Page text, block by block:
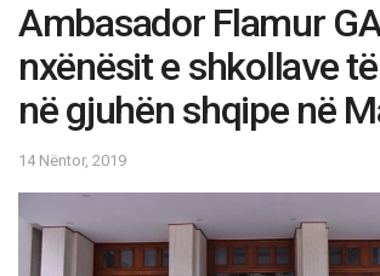
Ambasador Flamur
nxënësit e shkollave
në gjuhën shqipe në
14 Nëntor, 2019